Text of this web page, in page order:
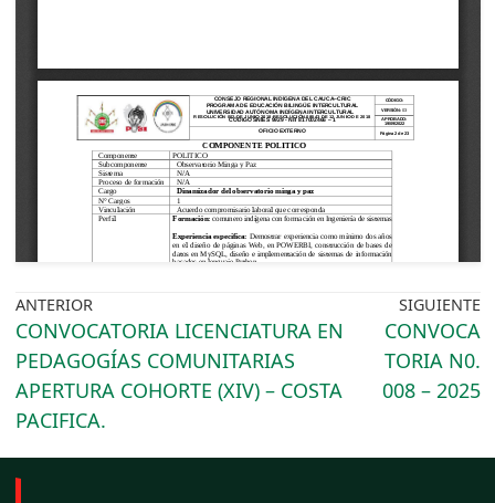
ANTERIOR
CONVOCATORIA LICENCIATURA EN
PEDAGOGÍAS COMUNITARIAS
APERTURA COHORTE (XIV) – COSTA
PACIFICA.
SIGUIENTE
CONVOCA
TORIA N0.
008 – 2025